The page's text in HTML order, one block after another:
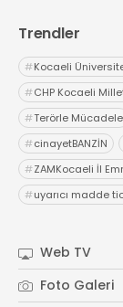
Trendler
#Kocaeli
#CHP Kocaeli
#Terörle Mücadele
#cinayetBANZİN
#ZAMKocaeli İl
#uyarıcı madde
Web TV
Foto Galeri